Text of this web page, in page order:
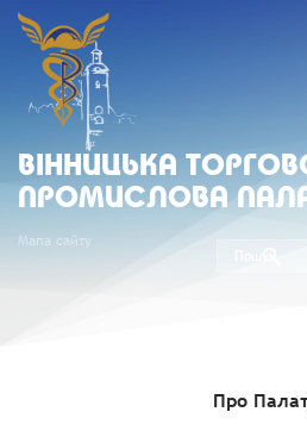
ВIННИЦЬКА
ПРОМИСЛОВА
Мапа сайту
Про